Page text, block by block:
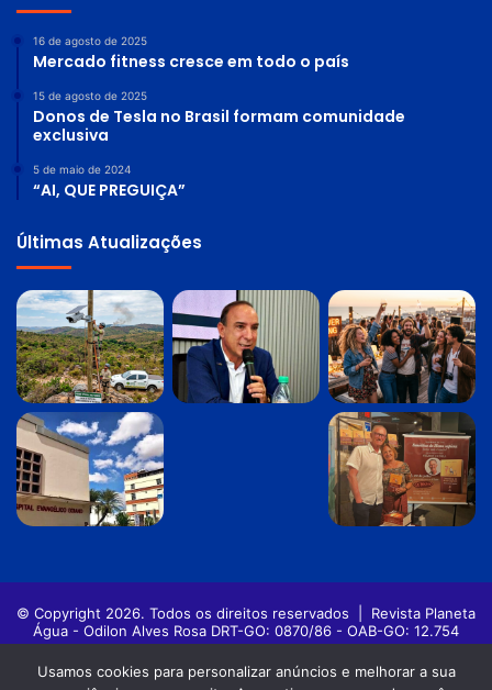
16 de agosto de 2025
Mercado fitness cresce em todo o país
15 de agosto de 2025
Donos de Tesla no Brasil formam comunidade
exclusiva
5 de maio de 2024
“AI, QUE PREGUIÇA”
Últimas Atualizações
© Copyright 2026. Todos os direitos reservados | Revista Planeta
Água - Odilon Alves Rosa DRT-GO: 0870/86 - OAB-GO: 12.754
Usamos cookies para personalizar anúncios e melhorar a sua